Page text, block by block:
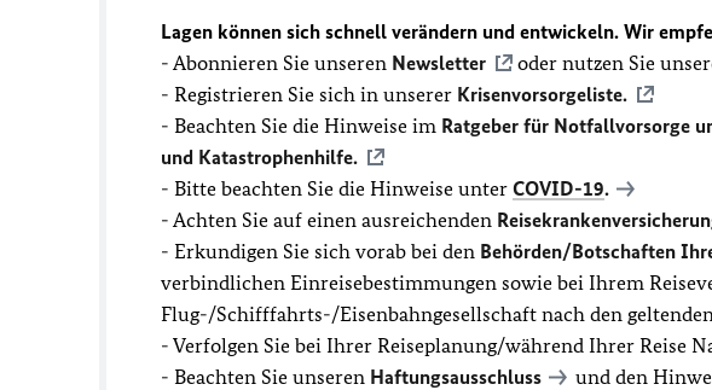
Lagen können sich schnell verändern und entwickeln. Wir
- Abonnieren Sie unseren Newsletter oder nutzen Sie
- Registrieren Sie sich in unserer Krisenvorsorgeliste.
- Beachten Sie die Hinweise im Ratgeber für Notfallvorsorge
und Katastrophenhilfe.
- Bitte beachten Sie die Hinweise unter COVID-19.
- Achten Sie auf einen ausreichenden
- Erkundigen Sie sich vorab bei den Behörden/Botschaften
verbindlichen Einreisebestimmungen sowie bei Ihrem
Flug-/Schifffahrts-/Eisenbahngesellschaft nach den
- Verfolgen Sie bei Ihrer Reiseplanung/während Ihrer Reise
- Beachten Sie unseren Haftungsausschluss und den